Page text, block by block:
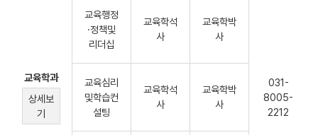
교육학과
상세보
기
031-
8005-
2212
교육행정
·정책및
리더십
교육학석
사
교육학박
사
교육심리
및학습컨
설팅
교육학석
사
교육학박
사